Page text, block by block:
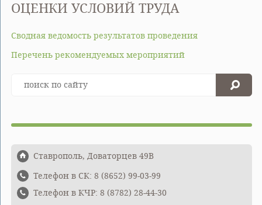
ОЦЕНКИ УСЛОВИЙ ТРУДА
Сводная ведомость результатов проведения
Перечень рекомендуемых мероприятий
Ставрополь, Доваторцев 49В
Телефон в СК: 8 (8652) 99-03-99
Телефон в КЧР: 8 (8782) 28-44-30